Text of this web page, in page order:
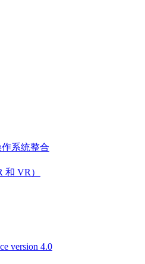
系统整合
和 VR）
version 4.0